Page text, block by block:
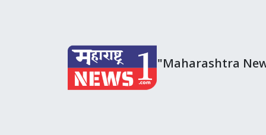
"Maharashtra